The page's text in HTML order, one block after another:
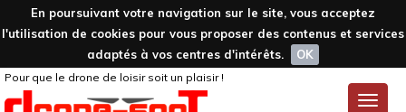
En poursuivant votre navigation sur le site, vous acceptez
l'utilisation de cookies pour vous proposer des contenus et services
adaptés à vos centres d'intérêts.
OK
Toggle
Pour que le drone de loisir soit un plaisir !